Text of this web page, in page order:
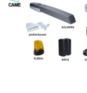
p
o